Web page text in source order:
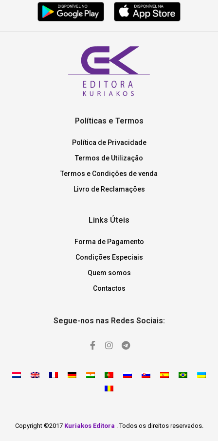
Políticas e Termos
Política de Privacidade
Termos de Utilização
Termos e Condições de venda
Livro de Reclamações
Links Úteis
Forma de Pagamento
Condições Especiais
Quem somos
Contactos
Segue-nos nas Redes Sociais:
Copyright ©2017 Kuriakos Editora . Todos os direitos reservados.